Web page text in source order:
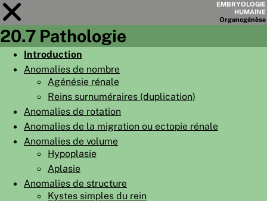
EMBRYOLOGIE
HUMAINE
Organogénèse
Module20
LISTE DES CHAPITRES
OBJECTIFS
20.7 Pathologie
Introduction
Anomalies de nombre
Agénésie rénale
Reins surnuméraires (duplication)
Anomalies de rotation
Anomalies de la migration ou ectopie rénale
Anomalies de volume
Hypoplasie
Aplasie
Anomalies de structure
Kystes simples du rein